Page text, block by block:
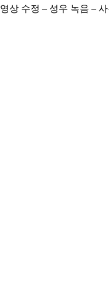
상 수정 – 성우 녹음 –